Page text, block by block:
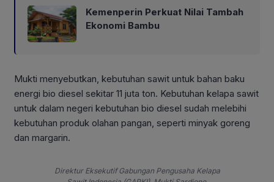
Kemenperin Perkuat Nilai Tambah
Ekonomi Bambu
Mukti menyebutkan, kebutuhan sawit untuk bahan baku
energi bio diesel sekitar 11 juta ton. Kebutuhan kelapa sawit
untuk dalam negeri kebutuhan bio diesel sudah melebihi
kebutuhan produk olahan pangan, seperti minyak goreng
dan margarin.
Direktur Eksekutif Gabungan Pengusaha Kelapa